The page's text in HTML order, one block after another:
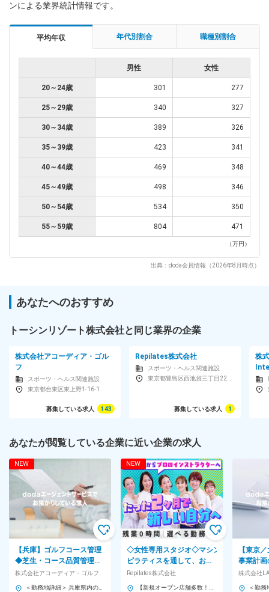
ンによる業界統計情報です。
平均年収 年代別割合 職種別割合
男性 女性
20～24歳 301 277
25～29歳 340 327
30～34歳 389 326
35～39歳 423 341
40～44歳 469 348
45～49歳 498 346
50～54歳 534 350
55～59歳 804 471
（万円）
出典：doda会員情報（2026年8月時点）
あなたへのおすすめ
トーシンリゾート株式会社と同じ業界の企業
株式会社アコーディア・ゴル
フ
スポーツ・ヘルス関連施設
東京都台東区東上野1-16-1
募集している求人 143
Repilates株式会社
スポーツ・ヘルス関連施設
募集している求人 1
株
あなたが閲覧している企業に近い企業の求人
NEW
【兵庫】ゴルフコース管理
◆芝生・コース品質管理／
年間メンテ計画・現場統括
／責任者候補／業界最大手
株式会社アコーディア・ゴルフ
NEW
◇女性専用スタジオ◇マシン
ピラティスを通して、お客
様の“キレイ”と“健康”をサ
ポート♪◇研修充実◇
Repilates株式会社
【東京
事業計画
の発見
ガスタ
株式会社